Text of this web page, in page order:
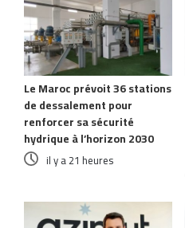
Le Maroc prévoit 36 stations
de dessalement pour
renforcer sa sécurité
hydrique à l’horizon 2030
il y a 21 heures